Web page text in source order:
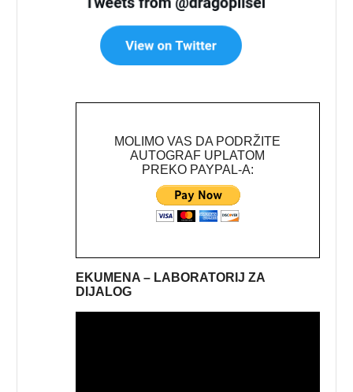
MOLIMO VAS DA PODRŽITE
AUTOGRAF UPLATOM
PREKO PAYPAL-A:
EKUMENA – LABORATORIJ ZA
DIJALOG